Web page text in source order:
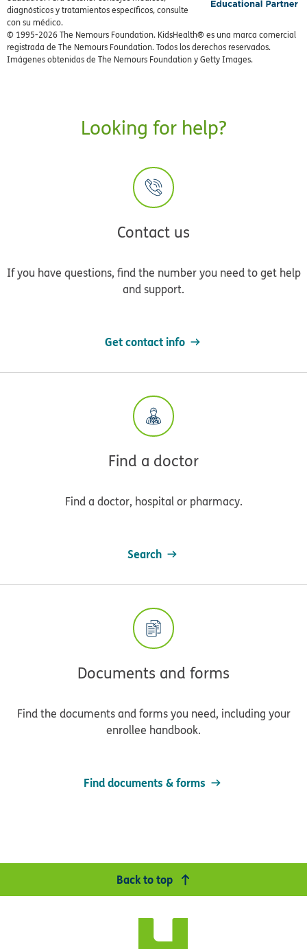
diagnósticos y tratamientos específicos, consulte
con su médico.
© 1995-2026 The Nemours Foundation. KidsHealth® es una marca comercial
registrada de The Nemours Foundation. Todos los derechos reservados.
Imágenes obtenidas de The Nemours Foundation y Getty Images.
Looking for help?
Contact us
If you have questions, find the number you need to get help
and support.
Get contact info
Find a doctor
Find a doctor, hospital or pharmacy.
Search
Documents and forms
Find the documents and forms you need, including your
enrollee handbook.
Find documents & forms
Back to top